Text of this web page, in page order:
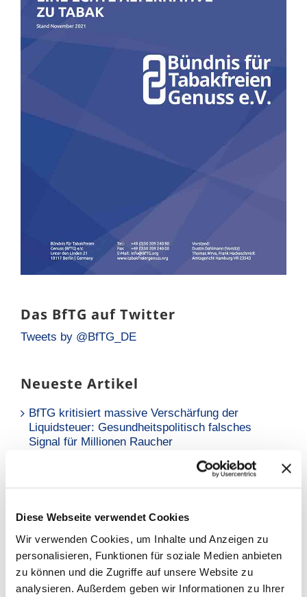
Diese Webseite verwendet Cookies
Wir verwenden Cookies, um Inhalte und Anzeigen zu
personalisieren, Funktionen für soziale Medien anbieten
zu können und die Zugriffe auf unsere Website zu
analysieren. Außerdem geben wir Informationen zu Ihrer
Das BfTG auf Twitter
Tweets by @BfTG_DE
Neueste Artikel
BfTG kritisiert massive Verschärfung der
Liquidsteuer: Gesundheitspolitisch falsches
Signal für Millionen Raucher
Neue Analyse: Falsche Risikowahrnehmung hält
BfTG zum Referentenentwurf des
Grundproblem nicht – Kritik an
Stellungnahmefrist